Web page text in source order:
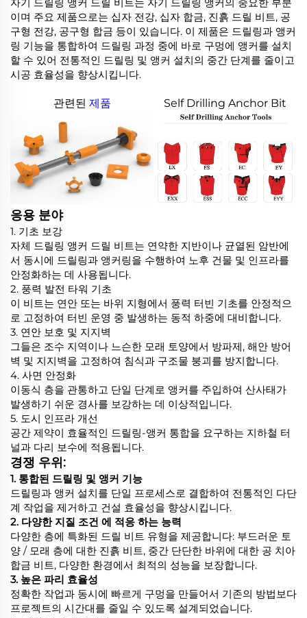
이며 주요 제품으로는 십자 전강, 십자 합금, 진흙 드릴 비트, 공
구형 전강, 공구형 합금 등이 있습니다. 이 제품은 드릴링과 앵커
링 기능을 통합하여 드릴링 과정 중에 바로 구멍에 앵커를 설치
할 수 있어 전통적인 드릴링 및 앵커 설치의 중간 단계를 줄이고
시공 효율성을 향상시킵니다.
관련된 제품 Self Drilling Anchor Bit
응용 분야
1. 기초 보강​​
자체 드릴링 앵커 드릴 비트는 연약한 지반이나 균열된 암반에
서 동시에 드릴링과 앵커링을 수행하여 노후 건물 및 인프라를
안정화하는 데 사용됩니다.
2. 풍력 발전 타워 기초
이 비트는 연안 또는 바위 지형에서 풍력 터빈 기초를 안정적으
로 고정하여 터빈 운영 중 발생하는 동적 하중에 대비합니다.
3. 연안 보호 및 지지벽
그들은 조수 지역이나 느슨한 모래 토양에서 방파제, 해안 방어
벽 및 지지벽을 고정하여 침식과 구조물 붕괴를 방지합니다.
4. 사면 안정화
이동식 층을 관통하고 단일 단계로 앵커를 주입하여 산사태가
발생하기 쉬운 경사를 보강하는 데 이상적입니다.
5. 도시 인프라 개선
공간 제약이 효율적인 드릴링-앵커 통합을 요구하는 지하철 터
널과 다리 보수에 적용됩니다.
경쟁 우위:
1. 통합된 드릴링 및 앵커 기능
드릴링과 앵커 설치를 단일 프로세스로 결합하여 전통적인 다단
계 작업을 제거하고 건설 효율성을 향상시킵니다.
2. 다양한 지질 조건 에 적응 하는 능력
다양한 층에 특화된 드릴 비트 유형을 제공합니다: 부드러운 토
양 / 모래 층에 대한 진흙 비트, 중간 단단한 바위에 대한 공 치아
합금 비트, 다양한 환경에서 최적의 성능을 보장합니다.
3. 높은 파리 효율성
정확한 작업과 동시에 빠르게 구멍을 만들어서 기존의 방법보다
프로젝트의 시간대를 줄일 수 있도록 설계되었습니다.